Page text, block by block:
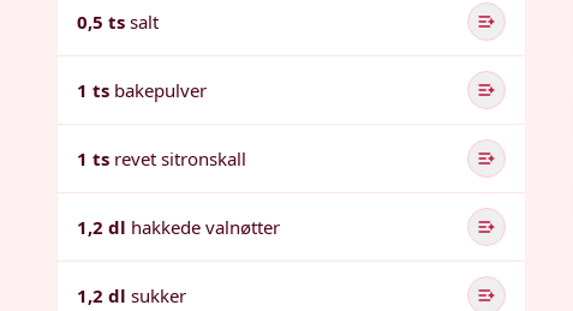
0,5 ts salt
1 ts bakepulver
1 ts revet sitronskall
1,2 dl hakkede valnøtter
1,2 dl sukker